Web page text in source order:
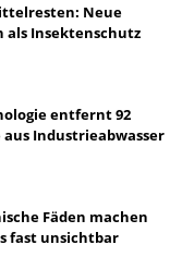
Neue
Insektenschutz
entfernt 92
Industrieabwasser
Fäden machen
fast unsichtbar